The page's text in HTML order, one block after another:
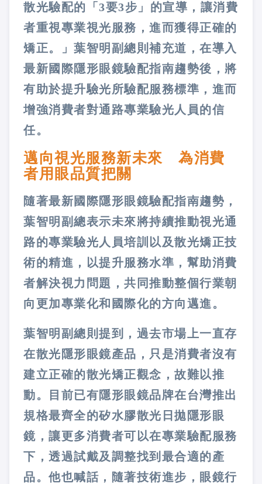
散光驗配的「3要3步」的宣導，讓消費
者重視專業視光服務，進而獲得正確的
矯正。」葉智明副總則補充道，在導入
最新國際隱形眼鏡驗配指南趨勢後，將
有助於提升驗光所驗配服務標準，進而
增強消費者對通路專業驗光人員的信
任。
邁向視光服務新未來 為消費
者用眼品質把關
隨著最新國際隱形眼鏡驗配指南趨勢，
葉智明副總表示未來將持續推動視光通
路的專業驗光人員培訓以及散光矯正技
術的精進，以提升服務水準，幫助消費
者解決視力問題，共同推動整個行業朝
向更加專業化和國際化的方向邁進。
葉智明副總則提到，過去市場上一直存
在散光隱形眼鏡產品，只是消費者沒有
建立正確的散光矯正觀念，故難以推
動。目前已有隱形眼鏡品牌在台灣推出
規格最齊全的矽水膠散光日拋隱形眼
鏡，讓更多消費者可以在專業驗配服務
下，透過試戴及調整找到最合適的產
品。他也喊話，隨著技術進步，眼鏡行